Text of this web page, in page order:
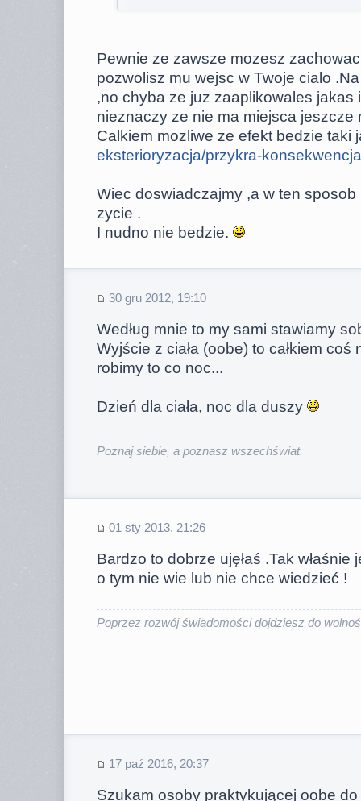
Pewnie ze zawsze mozesz
pozwolisz mu wejsc w Twoje cialo
,no chyba ze juz zaaplikowales jakas
nieznaczy ze nie ma miejsca jeszcze
Calkiem mozliwe ze efekt bedzie taki
eksterioryzacja/przykra-
Wiec doswiadczajmy ,a w ten
zycie .
I nudno nie bedzie.
30 gru 2012, 19:10
Według mnie to my sami stawiamy
Wyjście z ciała (oobe) to całkiem
robimy to co noc...
Dzień dla ciała, noc dla duszy
Poznaj siebie, a poznasz wszechświat.
01 sty 2013, 21:26
Bardzo to dobrze ujęłaś .Tak
o tym nie wie lub nie chce wiedzieć !
Poprzez rozwój świadomości dojdziesz do
17 paź 2016, 20:37
Szukam osoby praktykującej oobe